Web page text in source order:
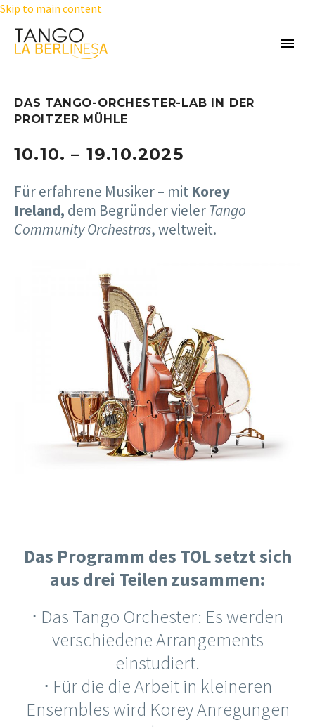
Skip to main content
DAS TANGO-ORCHESTER-LAB IN DER
PROITZER MÜHLE
10.10. – 19.10.2025
Für erfahrene Musiker – mit Korey
Ireland, dem Begründer vieler Tango
Community Orchestras, weltweit.
Das Programm des TOL setzt sich
aus drei Teilen zusammen:
⋅ Das Tango Orchester: Es werden
verschiedene Arrangements
einstudiert.
⋅ Für die die Arbeit in kleineren
Ensembles wird Korey Anregungen